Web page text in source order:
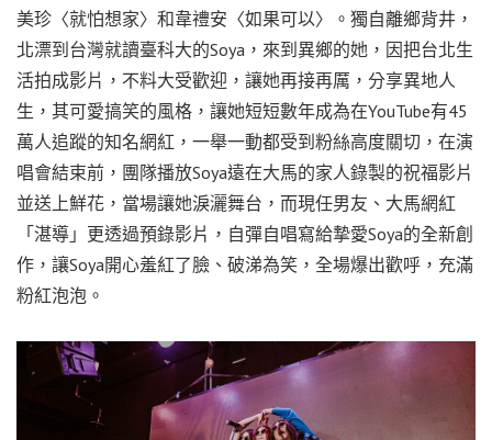
美珍〈就怕想家〉和韋禮安〈如果可以〉。獨自離鄉背井，
北漂到台灣就讀臺科大的Soya，來到異鄉的她，因把台北生
活拍成影片，不料大受歡迎，讓她再接再厲，分享異地人
生，其可愛搞笑的風格，讓她短短數年成為在YouTube有45
萬人追蹤的知名網紅，一舉一動都受到粉絲高度關切，在演
唱會結束前，團隊播放Soya遠在大馬的家人錄製的祝福影片
並送上鮮花，當場讓她淚灑舞台，而現任男友、大馬網紅
「湛導」更透過預錄影片，自彈自唱寫給摯愛Soya的全新創
作，讓Soya開心羞紅了臉、破涕為笑，全場爆出歡呼，充滿
粉紅泡泡。